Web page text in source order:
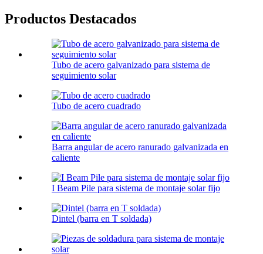
Productos Destacados
Tubo de acero galvanizado para sistema de
seguimiento solar
Tubo de acero cuadrado
Barra angular de acero ranurado galvanizada en
caliente
I Beam Pile para sistema de montaje solar fijo
Dintel (barra en T soldada)